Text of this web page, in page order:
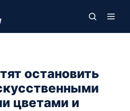
остановить
цветами и